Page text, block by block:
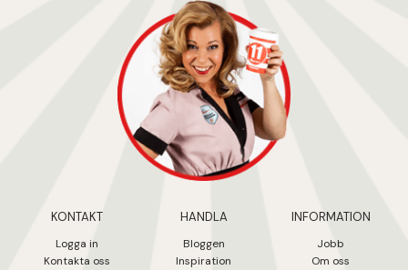
KONTAKT
Logga in
Kontakta oss
HANDLA
Bloggen
Inspiration
INFORMATION
Jobb
Om oss